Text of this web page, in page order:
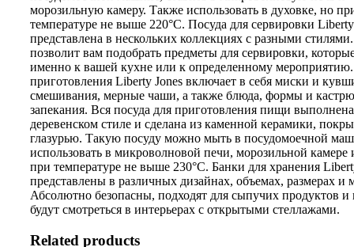
морозильную камеру. Также использовать в духовке, но
температуре не выше 220°C. Посуда для сервировки Liberty
представлена в нескольких коллекциях с разными
позволит вам подобрать предметы для сервировки,
именно к вашей кухне или к определенному
приготовления Liberty Jones включает в себя миски и
смешивания, мерные чаши, а также блюда, формы и
запекания. Вся посуда для приготовления пищи
деревенском стиле и сделана из каменной керамики,
глазурью. Такую посуду можно мыть в посудомоечной
использовать в микроволновой печи, морозильной камере
при температуре не выше 230°C. Банки для хранения
представлены в различных дизайнах, объемах, размерах и
Абсолютно безопасны, подходят для сыпучих продуктов и
будут смотреться в интерьерах с открытыми стеллажами.
Related products